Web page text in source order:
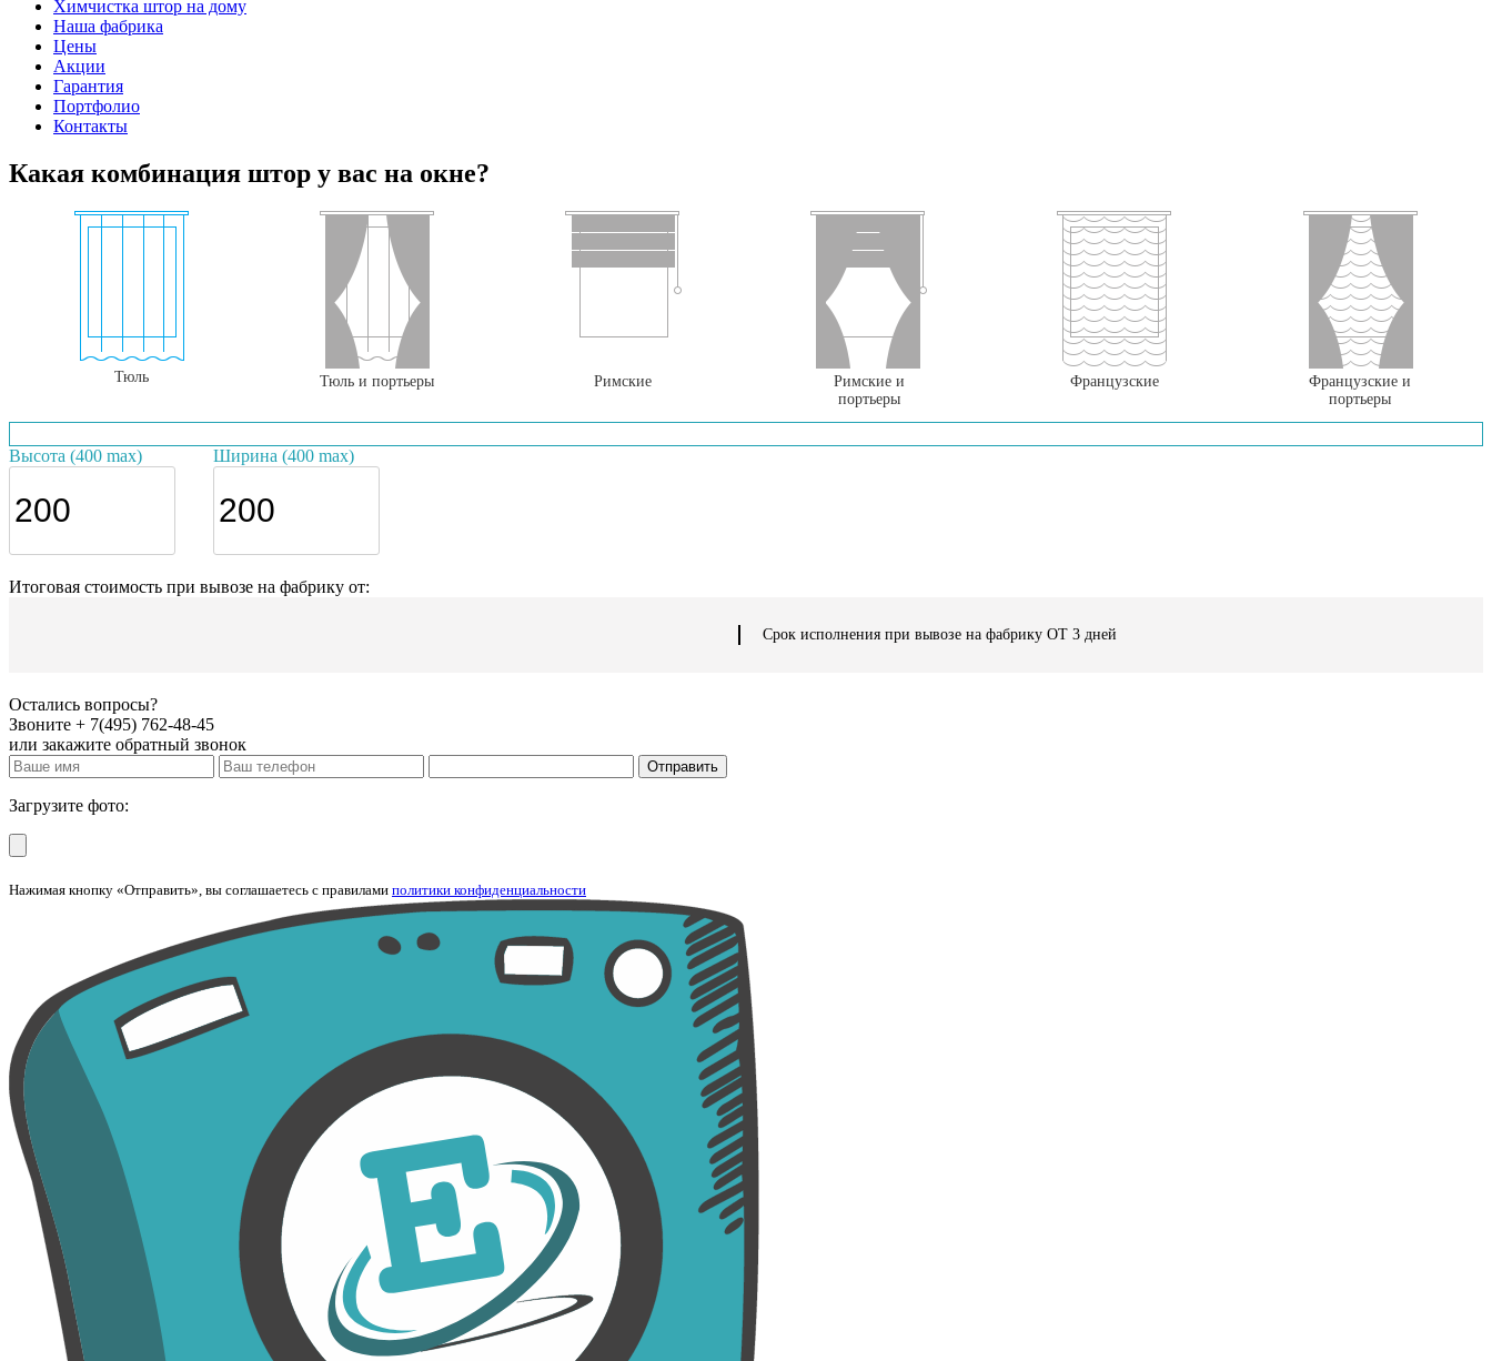
Химчистка штор на дому
Наша фабрика
Цены
Акции
Гарантия
Портфолио
Контакты
Какая комбинация штор у вас на окне?
Тюль Тюль и портьеры Римские
Римские и
портьеры
Французские
Французские и
портьеры
Высота (400 max) Ширина (400 max)
Итоговая стоимость при вывозе на фабрику от:
Срок исполнения при вывозе на фабрику ОТ 3 дней
Остались вопросы?
Звоните + 7(495) 762-48-45
или закажите обратный звонок
Отправить
Загрузите фото:
Нажимая кнопку «Отправить», вы соглашаетесь с правилами политики конфиденциальности